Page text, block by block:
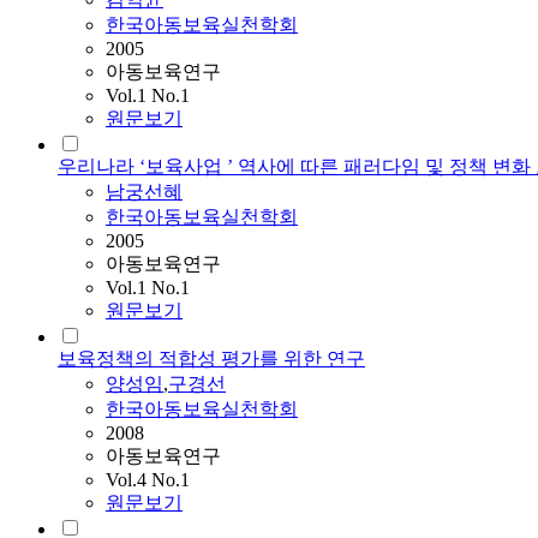
한국아동보육실천학회
2005
아동보육연구
Vol.1 No.1
원문보기
우리나라 ‘보육사업 ’ 역사에 따른 패러다임 및 정책 변화
남궁선혜
한국아동보육실천학회
2005
아동보육연구
Vol.1 No.1
원문보기
보육정책의 적합성 평가를 위한 연구
양성임,구경선
한국아동보육실천학회
2008
아동보육연구
Vol.4 No.1
원문보기